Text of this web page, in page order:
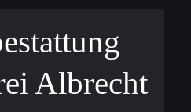
Albrecht